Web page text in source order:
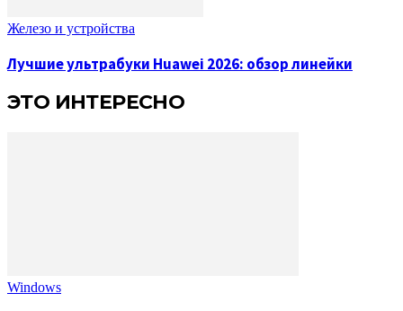
Железо и устройства
Лучшие ультрабуки Huawei 2026: обзор линейки
ЭТО ИНТЕРЕСНО
Windows